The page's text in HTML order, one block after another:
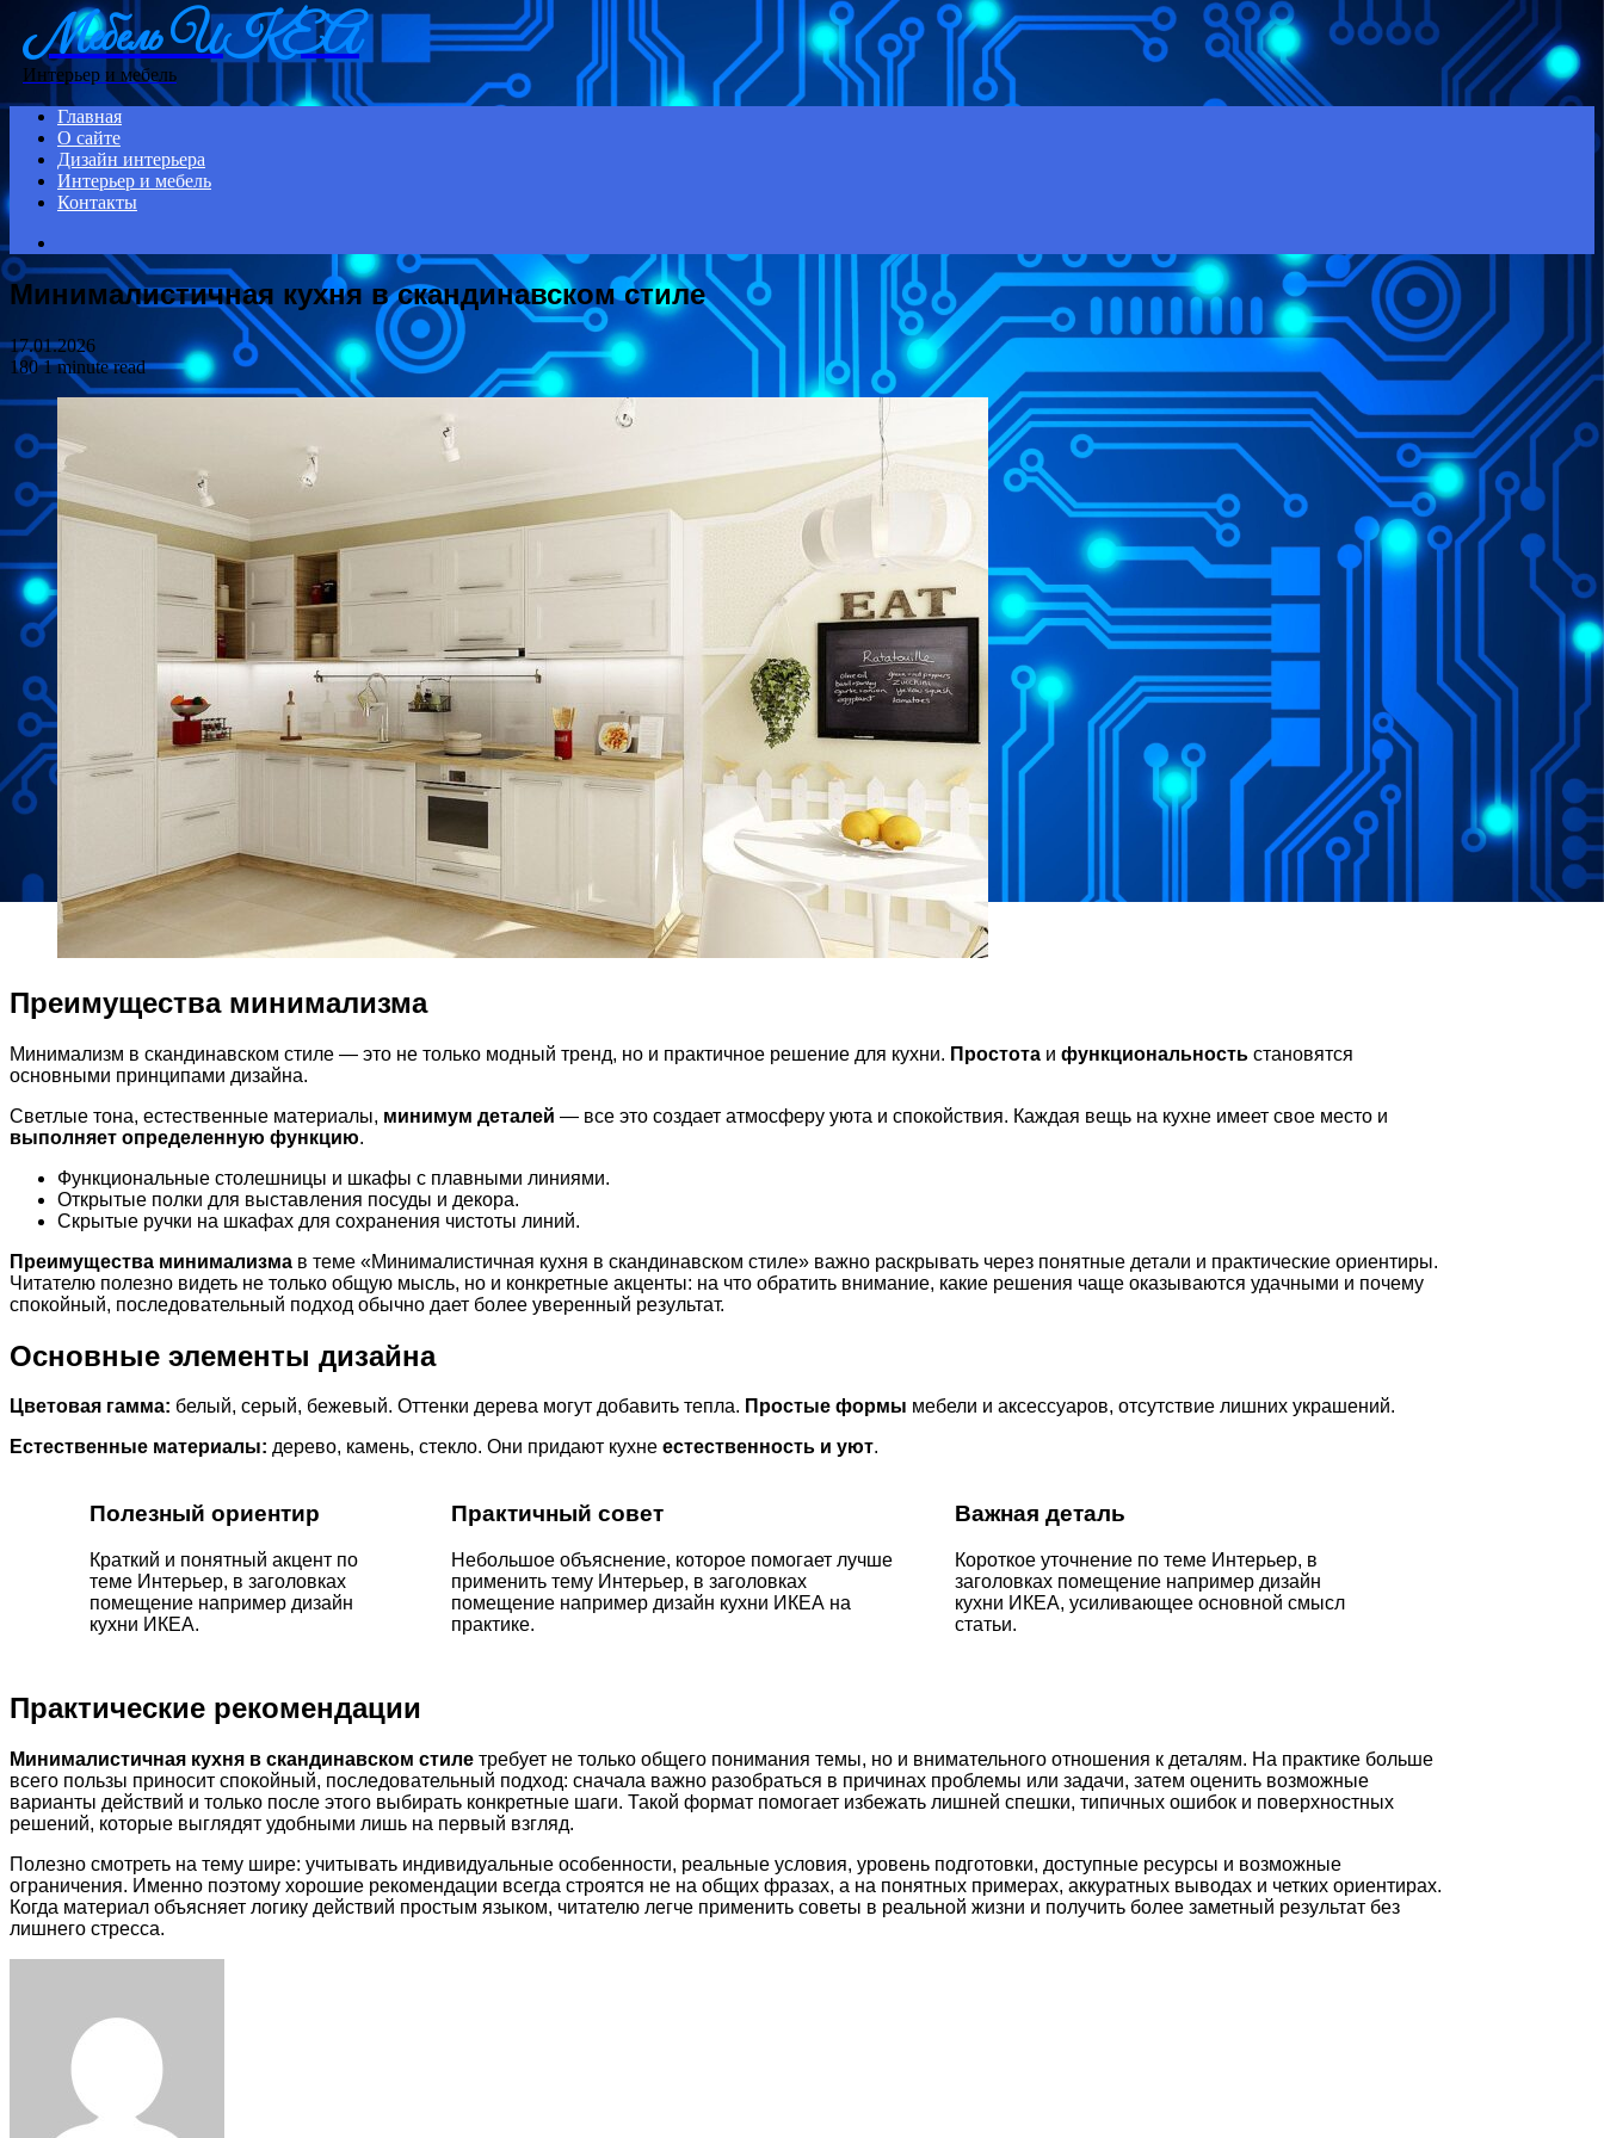
Мебель ИКЕА
Интерьер и мебель
Главная
О сайте
Дизайн интерьера
Интерьер и мебель
Контакты
for
Минималистичная кухня в скандинавском стиле
17.01.2026
1801 minute read
Преимущества минимализма
Минимализм в скандинавском стиле — это не только модный тренд, но и практичное решение для кухни. Простота и функциональность становятся
основными принципами дизайна.
Светлые тона, естественные материалы, минимум деталей — все это создает атмосферу уюта и спокойствия. Каждая вещь на кухне имеет свое место и
выполняет определенную функцию.
Функциональные столешницы и шкафы с плавными линиями.
Открытые полки для выставления посуды и декора.
Скрытые ручки на шкафах для сохранения чистоты линий.
Преимущества минимализма в теме «Минималистичная кухня в скандинавском стиле» важно раскрывать через понятные детали и практические ориентиры.
Читателю полезно видеть не только общую мысль, но и конкретные акценты: на что обратить внимание, какие решения чаще оказываются удачными и почему
спокойный, последовательный подход обычно дает более уверенный результат.
Основные элементы дизайна
Цветовая гамма: белый, серый, бежевый. Оттенки дерева могут добавить тепла. Простые формы мебели и аксессуаров, отсутствие лишних украшений.
Естественные материалы: дерево, камень, стекло. Они придают кухне естественность и уют.
Полезный ориентир
Краткий и понятный акцент по
теме Интерьер, в заголовках
помещение например дизайн
кухни ИКЕА.
Практичный совет
Небольшое объяснение, которое помогает лучше
применить тему Интерьер, в заголовках
помещение например дизайн кухни ИКЕА на
практике.
Важная деталь
Короткое уточнение по теме Интерьер, в
заголовках помещение например дизайн
кухни ИКЕА, усиливающее основной смысл
статьи.
Практические рекомендации
Минималистичная кухня в скандинавском стиле требует не только общего понимания темы, но и внимательного отношения к деталям. На практике больше
всего пользы приносит спокойный, последовательный подход: сначала важно разобраться в причинах проблемы или задачи, затем оценить возможные
варианты действий и только после этого выбирать конкретные шаги. Такой формат помогает избежать лишней спешки, типичных ошибок и поверхностных
решений, которые выглядят удобными лишь на первый взгляд.
Полезно смотреть на тему шире: учитывать индивидуальные особенности, реальные условия, уровень подготовки, доступные ресурсы и возможные
ограничения. Именно поэтому хорошие рекомендации всегда строятся не на общих фразах, а на понятных примерах, аккуратных выводах и четких ориентирах.
Когда материал объясняет логику действий простым языком, читателю легче применить советы в реальной жизни и получить более заметный результат без
лишнего стресса.